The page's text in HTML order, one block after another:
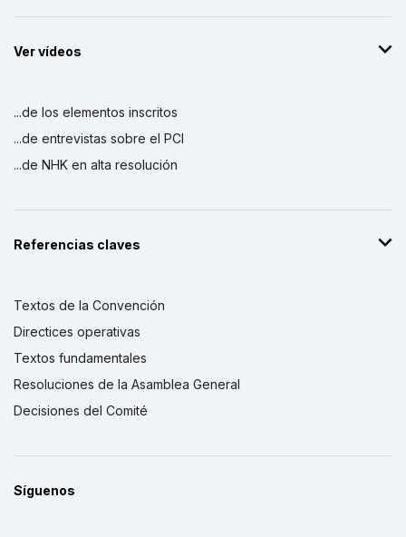
Ver vídeos
...de los elementos inscritos
...de entrevistas sobre el PCI
...de NHK en alta resolución
Referencias claves
Textos de la Convención
Directices operativas
Textos fundamentales
Resoluciones de la Asamblea General
Decisiones del Comité
Síguenos